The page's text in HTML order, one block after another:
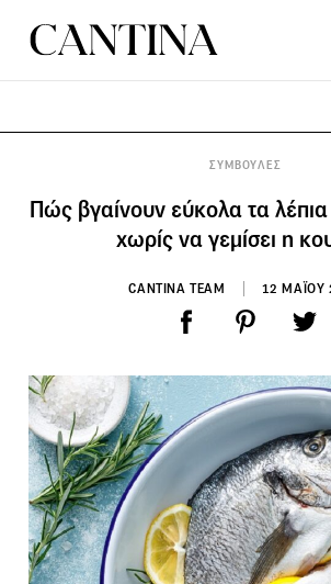
ΣΥΜΒΟΥΛΕΣ
Πώς βγαίνουν εύκολα τα
χωρίς να γεμίσει η
CANTINA TEAM 12 ΜΑΪΟΥ